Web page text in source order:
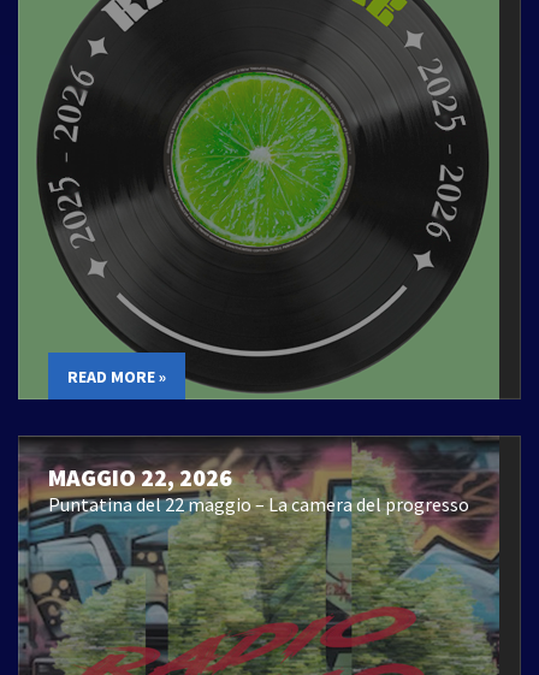
READ MORE »
MAGGIO 22, 2026
Puntatina del 22 maggio – La camera del progresso